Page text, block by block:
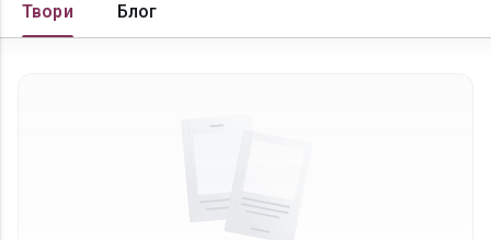
Твори Блог